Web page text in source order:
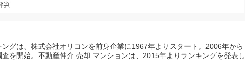
判
ングは、株式会社オリコンを前身企業に1967年よりスタート。2006年から
査を開始。不動産仲介 売却 マンションは、2015年よりランキングを発表し